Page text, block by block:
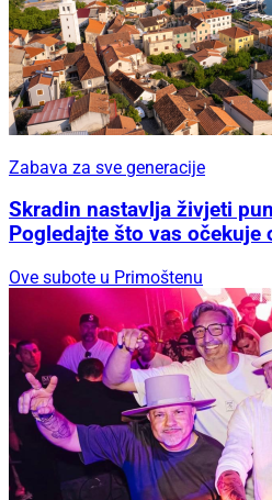
Zabava za sve generacije
Skradin nastavlja živjeti
Pogledajte što vas očekuje
Ove subote u Primoštenu